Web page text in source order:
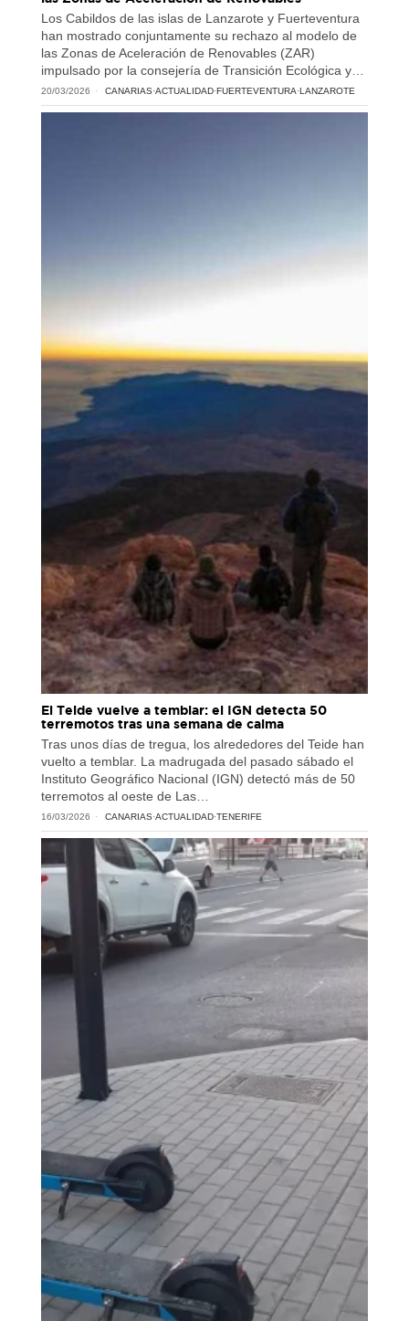
Los Cabildos de las islas de Lanzarote y Fuerteventura
han mostrado conjuntamente su rechazo al modelo de
las Zonas de Aceleración de Renovables (ZAR)
impulsado por la consejería de Transición Ecológica y…
20/03/2026 CANARIAS·ACTUALIDAD·FUERTEVENTURA·LANZAROTE
El Teide vuelve a temblar: el IGN detecta 50
terremotos tras una semana de calma
Tras unos días de tregua, los alrededores del Teide han
vuelto a temblar. La madrugada del pasado sábado el
Instituto Geográfico Nacional (IGN) detectó más de 50
terremotos al oeste de Las…
16/03/2026 CANARIAS·ACTUALIDAD·TENERIFE